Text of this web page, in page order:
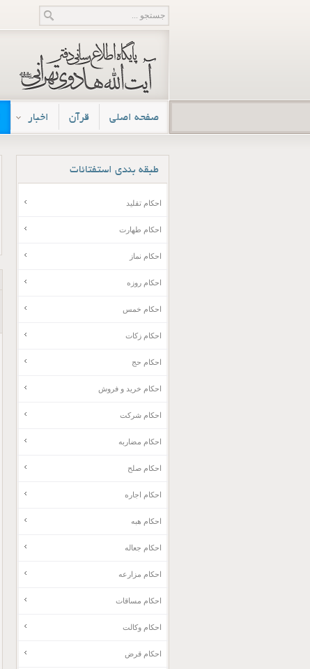
صفحه اصلی قرآن اخبار
طبقه بندی استفتائات
احکام تقلید
احکام طهارت
احکام نماز
احکام روزه
احکام خمس
احکام زکات
احکام حج
احکام خرید و فروش
احکام شرکت
احکام مضاربه
احکام صلح
احکام اجاره
احکام هبه
احکام جعاله
احکام مزارعه
احکام مساقات
احکام وکالت
احکام قرض